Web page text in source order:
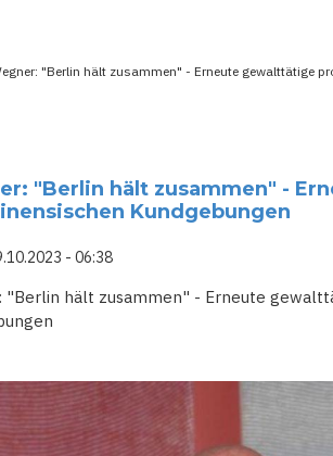
"Berlin hält zusammen" - Erneute gewalttätige
"Berlin hält zusammen" -
Kundgebungen
- 06:38
"Berlin hält zusammen" - Erneute